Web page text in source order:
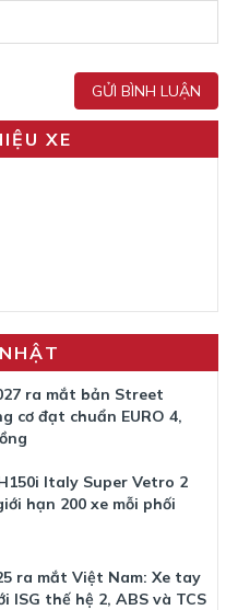
GỬI BÌNH LUẬN
XE
ra mắt bản Street
cơ đạt chuẩn EURO 4,
Italy Super Vetro 2
hạn 200 xe mỗi phối
ra mắt Việt Nam: Xe tay
ISG thế hệ 2, ABS và TCS